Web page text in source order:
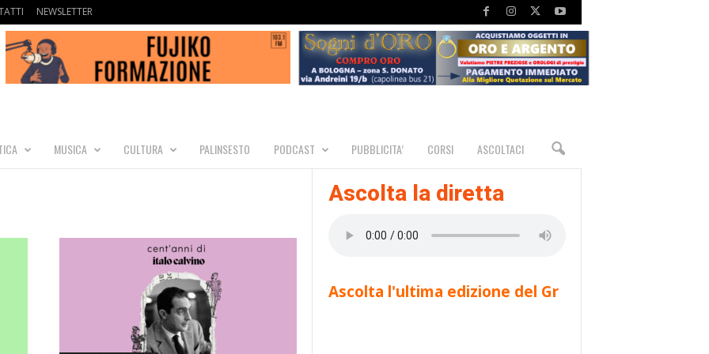
NEWSLETTER
MUSICA CULTURA PALINSESTO PODCAST PUBBLICITA’ CORSI ASCOLTACI
Ascolta la diretta
Ascolta l'ultima edizione del Gr